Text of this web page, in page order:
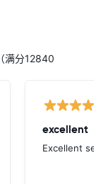
满分12840
excellent
Excellent